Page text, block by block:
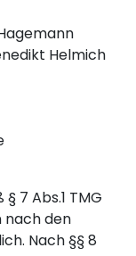
Helmich
7 Abs.1 TMG
nach den
Nach §§ 8